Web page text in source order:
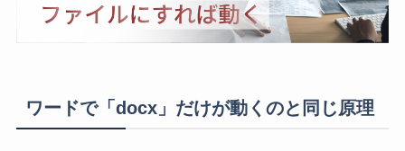
ワードで「docx」だけが動くのと同じ原理